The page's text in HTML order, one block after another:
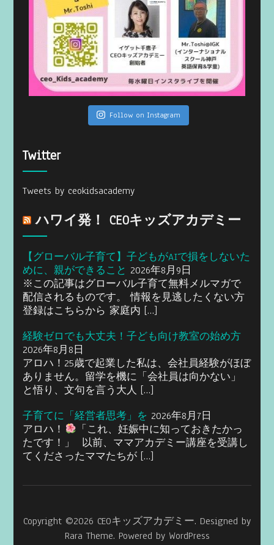
Follow on Instagram
Twitter
Tweets by ceokidsacademy
ハワイ発！ CEOキッズアカデミー
【グローバル子育て】子どもがAIで損をしないた
めに、親ができること 2026年8月9日
※この記事はグローバル子育て無料メルマガで
配信されるものです。 情報を見逃したくない方
登録はこちらから 家庭内 […]
経験ゼロでも大丈夫！子ども向け教室の始め方
2026年8月8日
アロハ！25歳で起業した私は、会社員経験がほぼ
ありません。留学を機に「会社員は向かない」
と悟り、文句を言う大人 […]
子育てに「経営者思考」を 2026年8月7日
アロハ！
「これ、妊娠中に知っておきたかっ
たです！」 以前、ママアカデミー講座を受講し
てくださったママたちが […]
Copyright ©2026 CEOキッズアカデミー. Designed by
Rara Theme. Powered by WordPress